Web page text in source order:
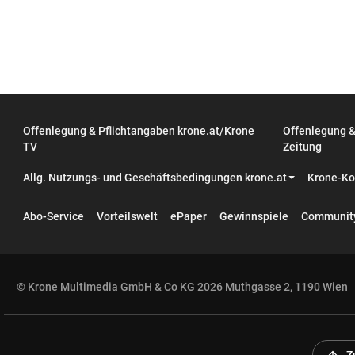
Offenlegung & Pflichtangaben krone.at/Krone
TV
Offenlegung
Zeitung
Allg. Nutzungs- und Geschäftsbedingungen krone.at Krone-
Abo-Service Vorteilswelt ePaper Gewinnspiele
© Krone Multimedia GmbH & Co KG 2026 Muthgasse 2, 1190 Wien